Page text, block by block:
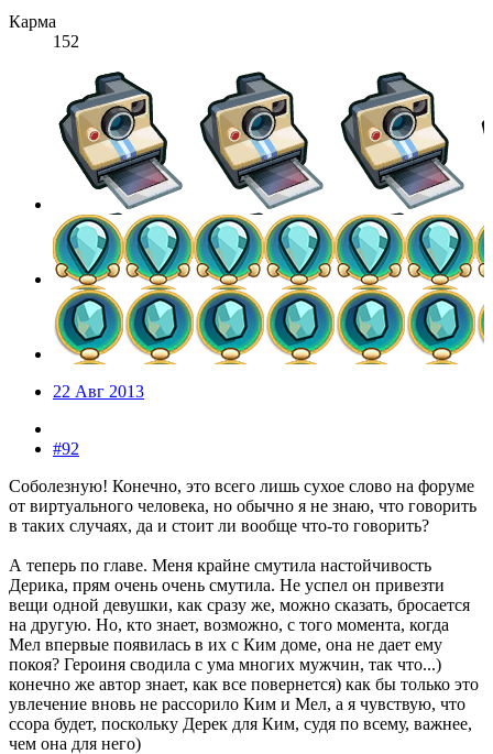
Карма
152
22 Авг 2013
#92
Соболезную! Конечно, это всего лишь сухое слово на форуме
от виртуального человека, но обычно я не знаю, что говорить
в таких случаях, да и стоит ли вообще что-то говорить?
А теперь по главе. Меня крайне смутила настойчивость
Дерика, прям очень очень смутила. Не успел он привезти
вещи одной девушки, как сразу же, можно сказать, бросается
на другую. Но, кто знает, возможно, с того момента, когда
Мел впервые появилась в их с Ким доме, она не дает ему
покоя? Героиня сводила с ума многих мужчин, так что...)
конечно же автор знает, как все повернется) как бы только это
увлечение вновь не рассорило Ким и Мел, а я чувствую, что
ссора будет, поскольку Дерек для Ким, судя по всему, важнее,
чем она для него)